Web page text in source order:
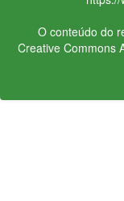
O conteúdo do
Creative Commons